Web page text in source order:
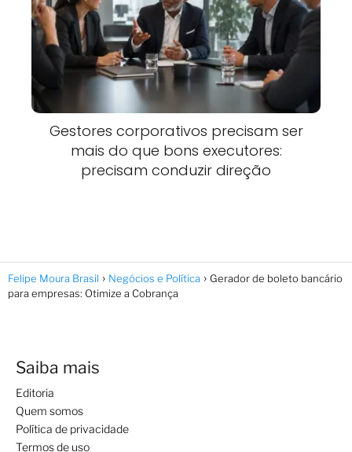
Gestores corporativos precisam ser
mais do que bons executores:
precisam conduzir direção
Felipe Moura Brasil Negócios e Política
Gerador de boleto bancário
para empresas: Otimize a Cobrança
Saiba mais
Editoria
Quem somos
Política de privacidade
Termos de uso